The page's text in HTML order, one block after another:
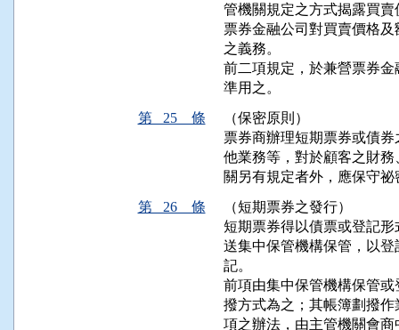
管機關規定之方式揭露買賣
票券金融公司對買賣價格
之義務。
前二項規定，於兼營票券
準用之。
第 25 條
（保密原則）
票券商辦理短期票券或債
他業務等，對於顧客之財
關另有規定者外，應保守祕
第 26 條
（短期票券之發行）
短期票券得以債票或登記
送集中保管機構保管，以
記。
前項由集中保管機構保管
撥方式為之；其帳簿劃撥
項之辦法，由主管機關會